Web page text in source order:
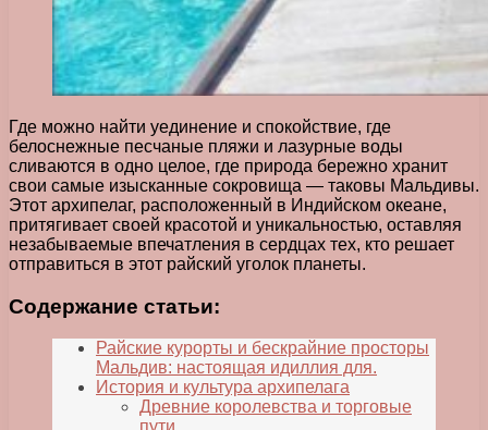
Где можно найти уединение и спокойствие, где
белоснежные песчаные пляжи и лазурные воды
сливаются в одно целое, где природа бережно хранит
свои самые изысканные сокровища — таковы Мальдивы.
Этот архипелаг, расположенный в Индийском океане,
притягивает своей красотой и уникальностью, оставляя
незабываемые впечатления в сердцах тех, кто решает
отправиться в этот райский уголок планеты.
Содержание статьи:
Райские курорты и бескрайние просторы
Мальдив: настоящая идиллия для.
История и культура архипелага
Древние королевства и торговые